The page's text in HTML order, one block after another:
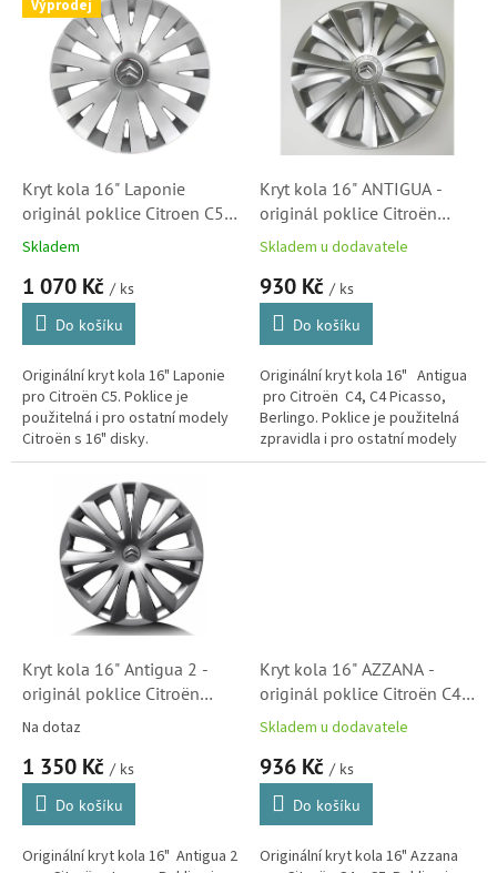
Výprodej
Kryt kola 16" Laponie
originál poklice Citroen C5
Skladem
1 070 Kč / ks
Do košíku
Originální kryt kola 16" Laponie
pro Citroën C5. Poklice je
použitelná i pro ostatní modely
Citroën s 16" disky.
Kryt kola 16" ANTIGUA -
originál poklice Citroën
(5416K5)
Skladem u dodavatele
930 Kč / ks
Do košíku
Originální kryt kola 16" Antigua
pro Citroën C4, C4 Picasso,
Berlingo. Poklice je použitelná
zpravidla i pro ostatní modely
Citroën s 16" disky.
Kryt kola 16" Antigua 2 -
originál poklice Citroën
(96773815VT)
Na dotaz
1 350 Kč / ks
Do košíku
Originální kryt kola 16" Antigua 2
Kryt kola 16" AZZANA -
originál poklice Citroën C4 a
C5 (5416J2)
Skladem u dodavatele
936 Kč / ks
Do košíku
Originální kryt kola 16" Azzana